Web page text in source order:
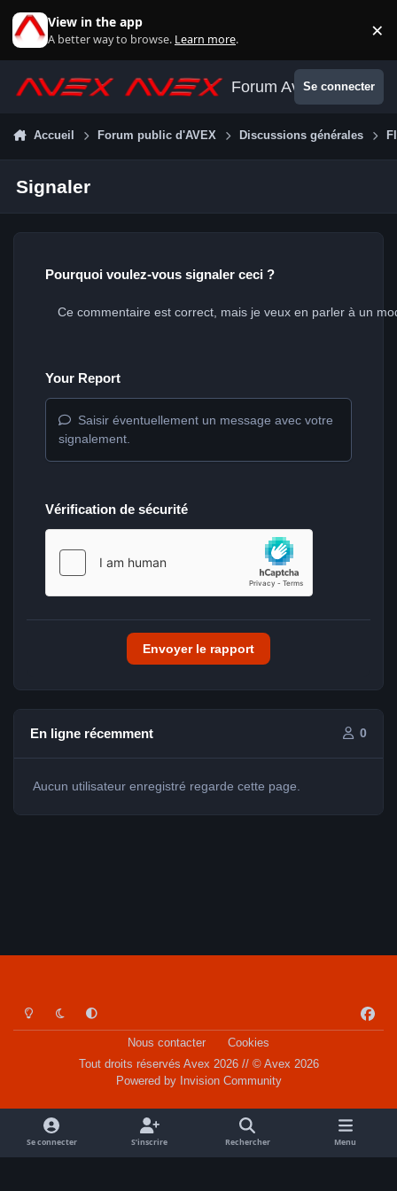
View in the app
A better way to browse. Learn more. ×
Forum AvexSe connecter
Accueil Forum public d'AVEX Discussions générales
Signaler
Pourquoi voulez-vous signaler ceci ?
Your Report
Saisir éventuellement un message avec votre
signalement.
Vérification de sécurité
Envoyer le rapport
En ligne récemment 0
Aucun utilisateur enregistré regarde cette page.
Light ModeDark ModeSystem Preference
a
o
k
Nous contacter
Cookies
Tout droits réservés Avex 2026 // © Avex 2026
Powered by Invision Community
Se connecter S’inscrire Rechercher Menu